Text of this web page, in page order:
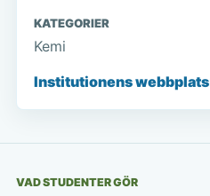
KATEGORIER
Kemi
Institutionens webbplats
VAD STUDENTER GÖR